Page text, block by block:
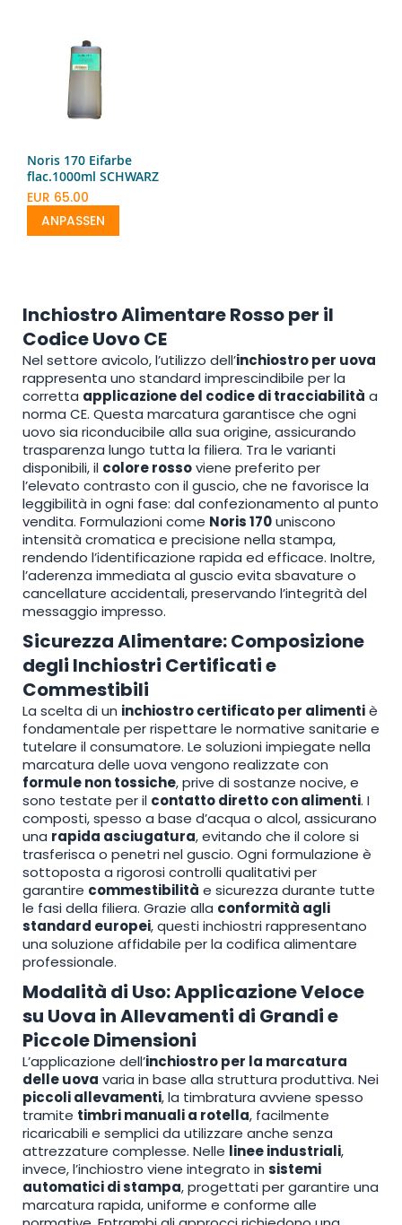
Noris 170 Eifarbe
flac.1000ml SCHWARZ
EUR 65.00
ANPASSEN
Inchiostro Alimentare Rosso per il
Codice Uovo CE
Nel settore avicolo, l’utilizzo dell’inchiostro per uova
rappresenta uno standard imprescindibile per la
corretta applicazione del codice di tracciabilità a
norma CE. Questa marcatura garantisce che ogni
uovo sia riconducibile alla sua origine, assicurando
trasparenza lungo tutta la filiera. Tra le varianti
disponibili, il colore rossoviene preferito per
l’elevato contrasto con il guscio, che ne favorisce la
leggibilità in ogni fase: dal confezionamento al punto
vendita. Formulazioni come Noris 170uniscono
intensità cromatica e precisione nella stampa,
rendendo l’identificazione rapida ed efficace. Inoltre,
l’aderenza immediata al guscio evita sbavature o
cancellature accidentali, preservando l’integrità del
messaggio impresso.
Sicurezza Alimentare: Composizione
degli Inchiostri Certificati e
Commestibili
La scelta di un inchiostro certificato per alimentiè
fondamentale per rispettare le normative sanitarie e
tutelare il consumatore. Le soluzioni impiegate nella
marcatura delle uova vengono realizzate con
formule non tossiche, prive di sostanze nocive, e
sono testate per il contatto diretto con alimenti. I
composti, spesso a base d’acqua o alcol, assicurano
una rapida asciugatura, evitando che il colore si
trasferisca o penetri nel guscio. Ogni formulazione è
sottoposta a rigorosi controlli qualitativi per
garantire commestibilità e sicurezza durante tutte
le fasi della filiera. Grazie alla conformità agli
standard europei, questi inchiostri rappresentano
una soluzione affidabile per la codifica alimentare
professionale.
Modalità di Uso: Applicazione Veloce
su Uova in Allevamenti di Grandi e
Piccole Dimensioni
L’applicazione dell’inchiostro per la marcatura
delle uova varia in base alla struttura produttiva. Nei
piccoli allevamenti, la timbratura avviene spesso
tramite timbri manuali a rotella, facilmente
ricaricabili e semplici da utilizzare anche senza
attrezzature complesse. Nelle linee industriali,
invece, l’inchiostro viene integrato in sistemi
automatici di stampa, progettati per garantire una
marcatura rapida, uniforme e conforme alle